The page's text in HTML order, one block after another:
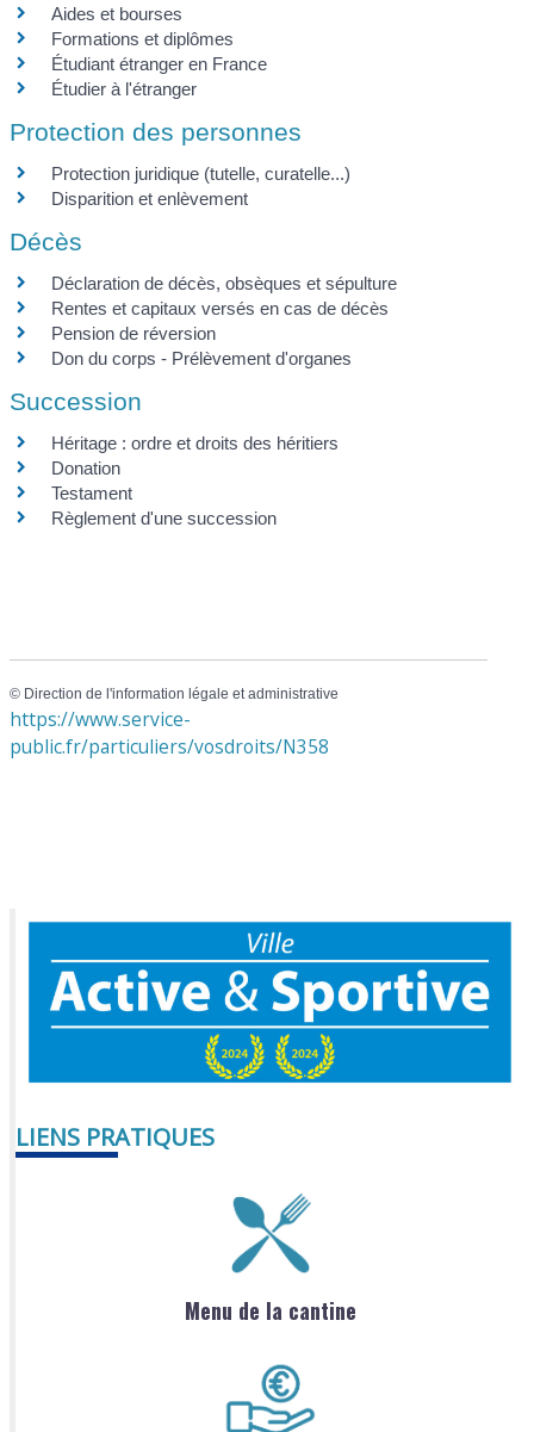
Aides et bourses
Formations et diplômes
Étudiant étranger en France
Étudier à l'étranger
Protection des personnes
Protection juridique (tutelle, curatelle...)
Disparition et enlèvement
Décès
Déclaration de décès, obsèques et sépulture
Rentes et capitaux versés en cas de décès
Pension de réversion
Don du corps - Prélèvement d'organes
Succession
Héritage : ordre et droits des héritiers
Donation
Testament
Règlement d'une succession
© Direction de l'information légale et administrative
https://www.service-
public.fr/particuliers/vosdroits/N358
LIENS PRATIQUES
Menu de la cantine